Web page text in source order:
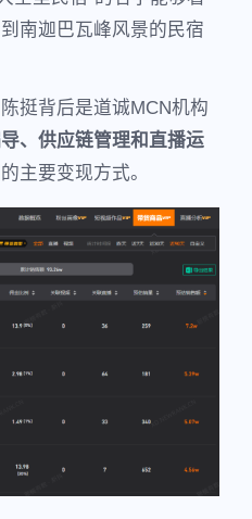
南迦巴瓦峰风景的民宿
挺背后是道诚MCN机构
、供应链管理和直播运
主要变现方式。